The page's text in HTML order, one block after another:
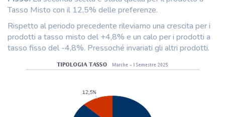
Tasso Misto con il 12,5% delle preferenze.
Rispetto al periodo precedente rileviamo una crescita per i
prodotti a tasso misto del +4,8% e un calo per i prodotti a
tasso fisso del -4,8%. Pressoché invariati gli altri prodotti.